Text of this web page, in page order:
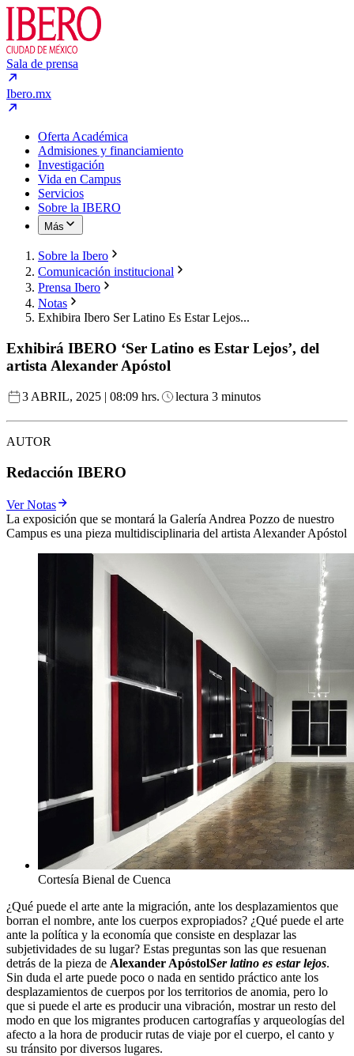
Sala de prensa
Ibero.mx
Oferta Académica
Admisiones y financiamiento
Investigación
Vida en Campus
Servicios
Sobre la IBERO
Más
Sobre la Ibero
Comunicación institucional
Prensa Ibero
Notas
Exhibira Ibero Ser Latino Es Estar Lejos...
Exhibirá IBERO ‘Ser Latino es Estar Lejos’, del
artista Alexander Apóstol
3 ABRIL, 2025 | 08:09 hrs. lectura 3 minutos
AUTOR
Redacción IBERO
Ver Notas
La exposición que se montará la Galería Andrea Pozzo de nuestro
Campus es una pieza multidisciplinaria del artista Alexander Apóstol
Cortesía Bienal de Cuenca
¿Qué puede el arte ante la migración, ante los desplazamientos que
borran el nombre, ante los cuerpos expropiados? ¿Qué puede el arte
ante la política y la economía que consiste en desplazar las
subjetividades de su lugar? Estas preguntas son las que resuenan
detrás de la pieza de Alexander ApóstolSer latino es estar lejos.
Sin duda el arte puede poco o nada en sentido práctico ante los
desplazamientos de cuerpos por los territorios de anomia, pero lo
que si puede el arte es producir una vibración, mostrar un resto del
modo en que los migrantes producen cartografías y arqueologías del
afecto a la hora de producir rutas de viaje por el cuerpo, el canto y
su tránsito por diversos lugares.